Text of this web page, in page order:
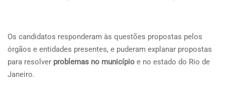
Os candidatos responderam às questões propostas pelos
órgãos e entidades presentes, e puderam explanar propostas
para resolver problemas no município e no estado do Rio de
Janeiro.